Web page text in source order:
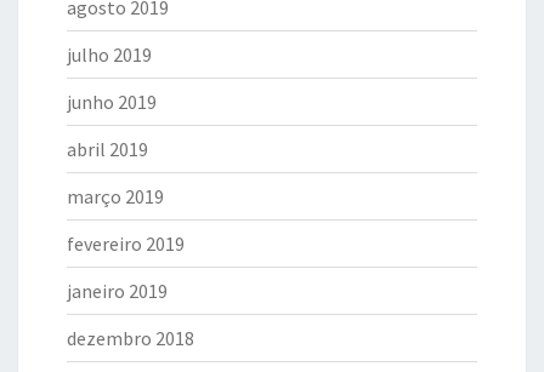
agosto 2019
julho 2019
junho 2019
abril 2019
março 2019
fevereiro 2019
janeiro 2019
dezembro 2018